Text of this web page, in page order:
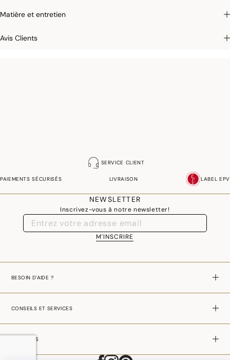
Coton peigné (longues fibres)
Zip invisible
Matière et entretien
Avis Clients
SERVICE CLIENT
PAIEMENTS SÉCURISÉS LIVRAISON LABEL EPV
NEWSLETTER
Inscrivez-vous à notre newsletter!
M'INSCRIRE
BESOIN D'AIDE ?
CONSEILS ET SERVICES
A PROPOS